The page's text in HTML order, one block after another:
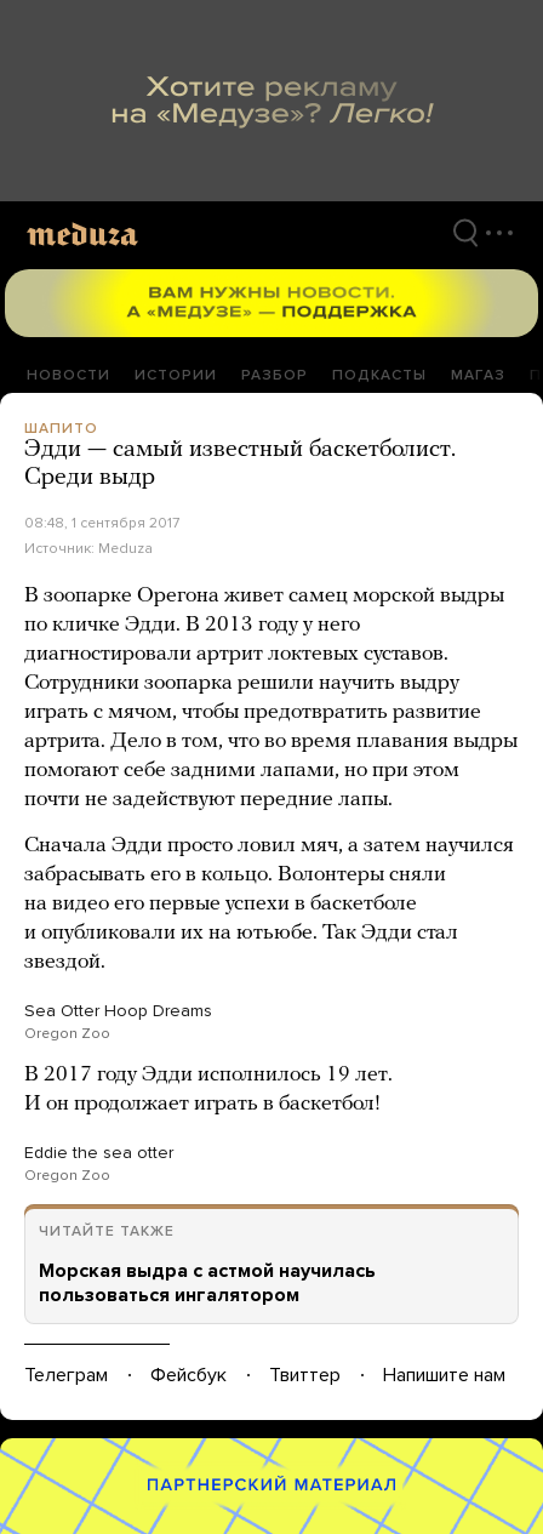
НОВОСТИ ИСТОРИИ РАЗБОР ПОДКАСТЫ МАГАЗ
ШАПИТО
Эдди — самый известный баскетболист.
Среди выдр
08:48, 1 сентября 2017
Источник: Meduza
В зоопарке Орегона живет самец морской выдры
по кличке Эдди. В 2013 году у него
диагностировали артрит локтевых суставов.
Сотрудники зоопарка решили научить выдру
играть с мячом, чтобы предотвратить развитие
артрита. Дело в том, что во время плавания выдры
помогают себе задними лапами, но при этом
почти не задействуют передние лапы.
Сначала Эдди просто ловил мяч, а затем научился
забрасывать его в кольцо. Волонтеры сняли
на видео его первые успехи в баскетболе
и опубликовали их на ютьюбе. Так Эдди стал
звездой.
Sea Otter Hoop Dreams
Oregon Zoo
В 2017 году Эдди исполнилось 19 лет.
И он продолжает играть в баскетбол!
Eddie the sea otter
Oregon Zoo
ЧИТАЙТЕ ТАКЖЕ
Морская выдра с астмой научилась
пользоваться ингалятором
Телеграм Фейсбук Твиттер Напишите нам